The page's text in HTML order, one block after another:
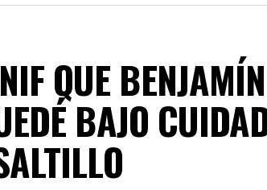
QUE
BAJO